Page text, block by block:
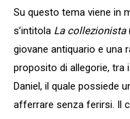
Su questo tema viene in
s’intitola La collezionista
giovane antiquario e una
proposito di allegorie, tra
Daniel, il quale possiede
afferrare senza ferirsi. Il